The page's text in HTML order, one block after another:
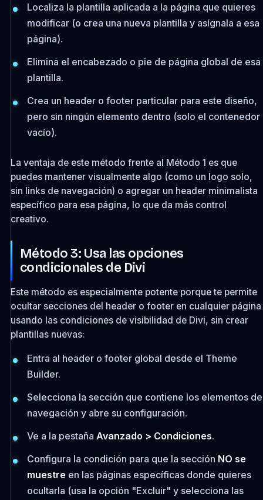
Localiza la plantilla aplicada a la página que quieres
modificar (o crea una nueva plantilla y asígnala a esa
página).
Elimina el encabezado o pie de página global de esa
plantilla.
Crea un header o footer particular para este diseño,
pero sin ningún elemento dentro (solo el contenedor
vacío).
La ventaja de este método frente al Método 1 es que
puedes mantener visualmente algo (como un logo solo,
sin links de navegación) o agregar un header minimalista
específico para esa página, lo que da más control
creativo.
Método 3: Usa las opciones
condicionales de Divi
Este método es especialmente potente porque te permite
ocultar secciones del header o footer en cualquier página
usando las condiciones de visibilidad de Divi, sin crear
plantillas nuevas:
Entra al header o footer global desde el Theme
Builder.
Selecciona la sección que contiene los elementos de
navegación y abre su configuración.
Ve a la pestaña Avanzado > Condiciones.
Configura la condición para que la sección NO se
muestre en las páginas específicas donde quieres
ocultarla (usa la opción "Excluir" y selecciona las